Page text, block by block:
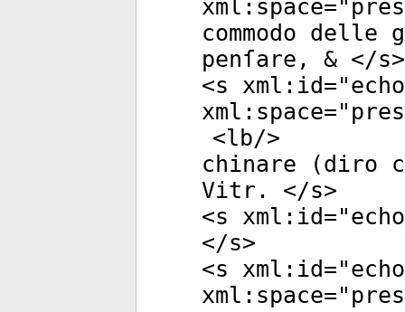
xml:space="
commodo delle
penſare, & </s>
<s xml:id="
xml:space="
<lb/>
chinare (diro
Vitr. </s>
<s xml:id="
</s>
<s xml:id="
xml:space="